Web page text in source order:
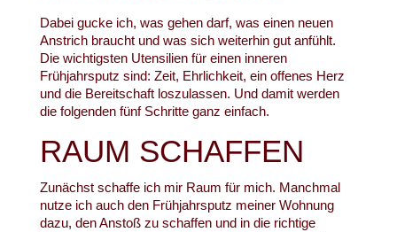
Dabei gucke ich, was gehen darf, was einen neuen
Anstrich braucht und was sich weiterhin gut anfühlt.
Die wichtigsten Utensilien für einen inneren
Frühjahrsputz sind: Zeit, Ehrlichkeit, ein offenes Herz
und die Bereitschaft loszulassen. Und damit werden
die folgenden fünf Schritte ganz einfach.
RAUM SCHAFFEN
Zunächst schaffe ich mir Raum für mich. Manchmal
nutze ich auch den Frühjahrsputz meiner Wohnung
dazu, den Anstoß zu schaffen und in die richtige